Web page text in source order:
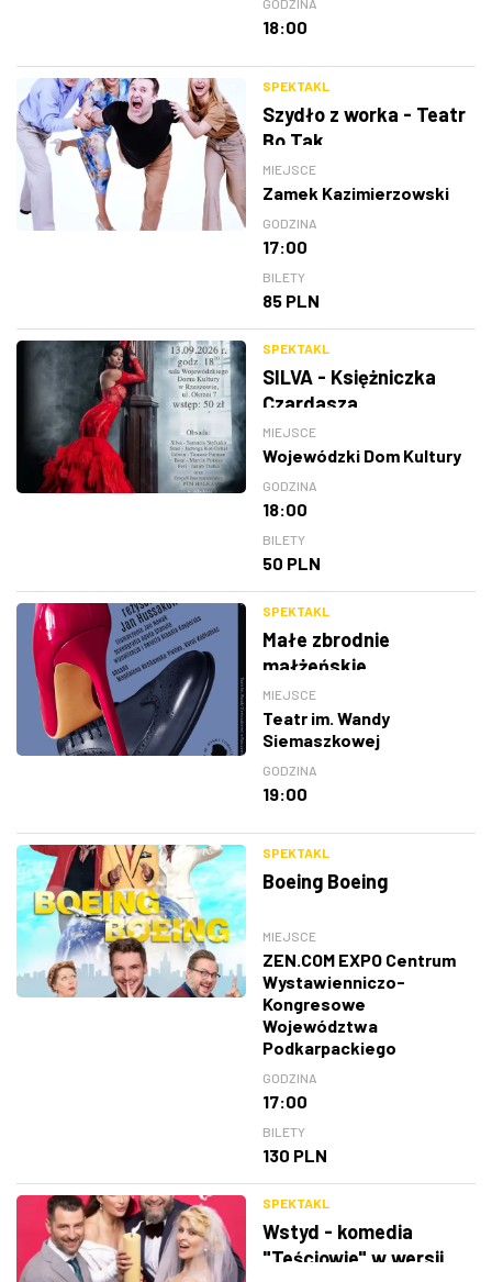
GODZINA
18:00
SPEKTAKL
Szydło z worka - Teatr
Bo Tak
MIEJSCE
Zamek Kazimierzowski
GODZINA
17:00
BILETY
85 PLN
SPEKTAKL
SILVA - Księżniczka
Czardasza
MIEJSCE
Wojewódzki Dom Kultury
GODZINA
18:00
BILETY
50 PLN
SPEKTAKL
Małe zbrodnie
małżeńskie
MIEJSCE
Teatr im. Wandy
Siemaszkowej
GODZINA
19:00
SPEKTAKL
Boeing Boeing
MIEJSCE
ZEN.COM EXPO Centrum
Wystawienniczo-
Kongresowe
Województwa
Podkarpackiego
GODZINA
17:00
BILETY
130 PLN
SPEKTAKL
Wstyd - komedia
"Teściowie" w wersji